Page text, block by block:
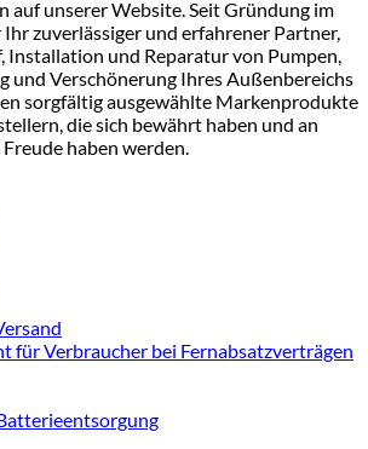
auf unserer Website. Seit Gründung im
Ihr zuverlässiger und erfahrener Partner,
Installation und Reparatur von Pumpen,
und Verschönerung Ihres Außenbereichs
sorgfältig ausgewählte Markenprodukte
die sich bewährt haben und an
haben werden.
für Verbraucher bei Fernabsatzverträgen